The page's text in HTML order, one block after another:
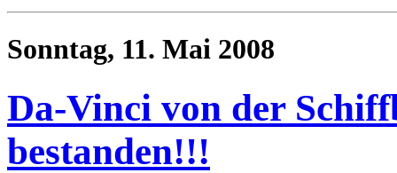
Sonntag, 11. Mai 2008
Da-Vinci von der
bestanden!!!